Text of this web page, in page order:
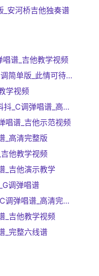
_安河桥吉他独奏谱
唱谱_吉他教学视频
Right Here Waiting吉他谱_C调简单版_此情可待吉他谱
学视频
平凡日子里的挣扎吉他谱_曾抖抖_C调弹唱谱_高清完整版
唱谱_吉他示范视频
_高清完整版
他教学视频
_吉他演示教学
调弹唱谱
推开世界的门吉他谱_杨乃文_C调弹唱谱_高清完整版
_吉他教学视频
_完整六线谱